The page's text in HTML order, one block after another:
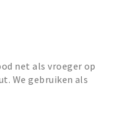
net als vroeger op
We gebruiken als